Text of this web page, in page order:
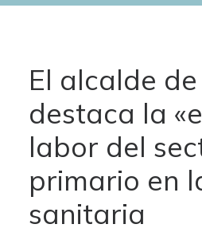
El alcalde
destaca la
labor del
primario en
sanitaria